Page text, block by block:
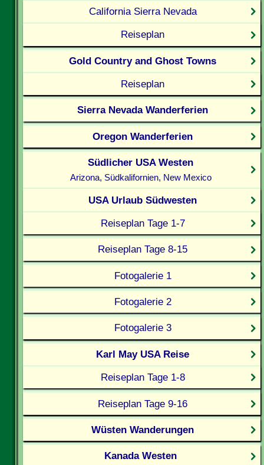
California Sierra Nevada
Reiseplan
Gold Country and Ghost Towns
Reiseplan
Sierra Nevada Wanderferien
Oregon Wanderferien
Südlicher USA Westen
Arizona, Südkalifornien, New Mexico
USA Urlaub Südwesten
Reiseplan Tage 1-7
Reiseplan Tage 8-15
Fotogalerie 1
Fotogalerie 2
Fotogalerie 3
Karl May USA Reise
Reiseplan Tage 1-8
Reiseplan Tage 9-16
Wüsten Wanderungen
Kanada Westen